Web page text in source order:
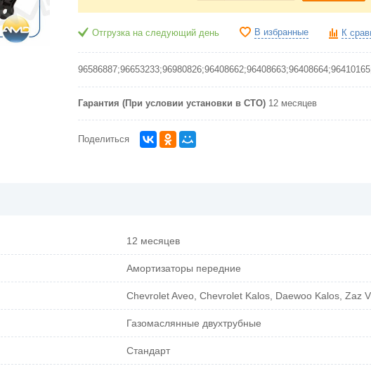
Отгрузка на следующий день В избранные К
Гарантия (При условии установки в СТО) 12 месяцев
Поделиться
12 месяцев
Амортизаторы передние
Chevrolet Aveo, Chevrolet Kalos, Daewoo Kalos, Zaz
Газомаслянные двухтрубные
Стандарт